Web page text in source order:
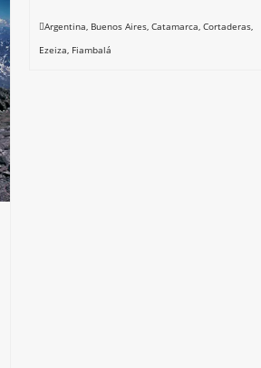
Argentina, Buenos Aires, Catamarca, Cortaderas,
Ezeiza, Fiambalá